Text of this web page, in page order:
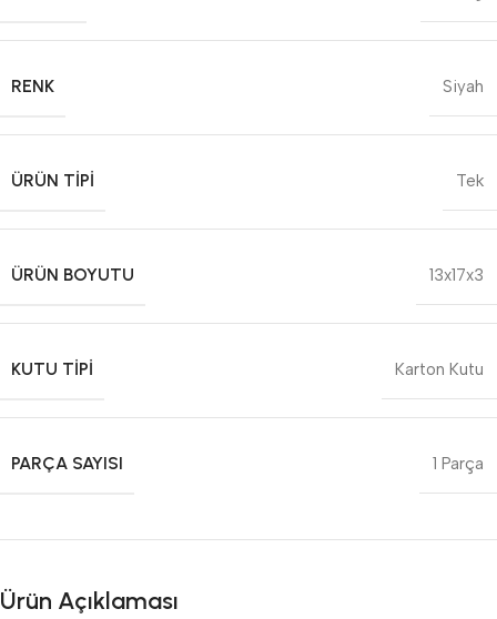
RENK Siyah
ÜRÜN TIPI Tek
ÜRÜN BOYUTU 13x17x3
KUTU TIPI Karton Kutu
PARÇA SAYISI 1 Parça
Ürün Açıklaması